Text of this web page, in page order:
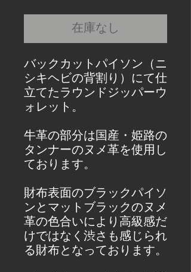
在庫なし
バックカットパイソン（ニ
シキヘビの背割り）にて仕
立てたラウンドジッパーウ
ォレット。
牛革の部分は国産・姫路の
タンナーのヌメ革を使用し
ております。
財布表面のブラックパイソ
ンとマットブラックのヌメ
革の色合いにより高級感だ
けではなく渋さも感じられ
る財布となっております。